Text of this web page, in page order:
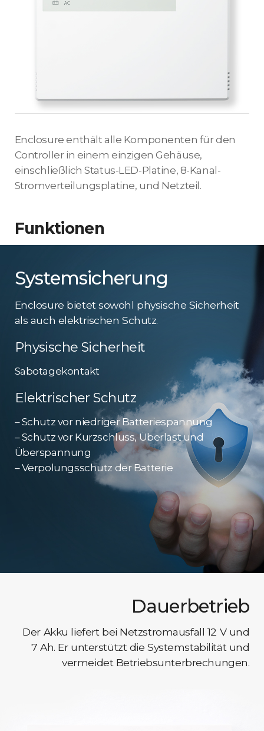
Enclosure enthält alle Komponenten für den
Controller in einem einzigen Gehäuse,
einschließlich Status-LED-Platine, 8-Kanal-
Stromverteilungsplatine, und Netzteil.
Funktionen
Systemsicherung
Enclosure bietet sowohl physische Sicherheit
als auch elektrischen Schutz.
Physische Sicherheit
Sabotagekontakt
Elektrischer Schutz
– Schutz vor niedriger Batteriespannung
– Schutz vor Kurzschluss, Überlast und
Überspannung
– Verpolungsschutz der Batterie
Dauerbetrieb
Der Akku liefert bei Netzstromausfall 12 V und
7 Ah. Er unterstützt die Systemstabilität und
vermeidet Betriebsunterbrechungen.